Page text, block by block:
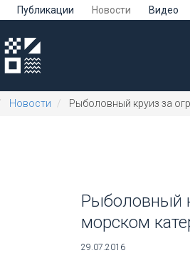
Публикации Новости Видео
Новости Рыболовный круиз за
Рыболовный
морском
29.07.2016